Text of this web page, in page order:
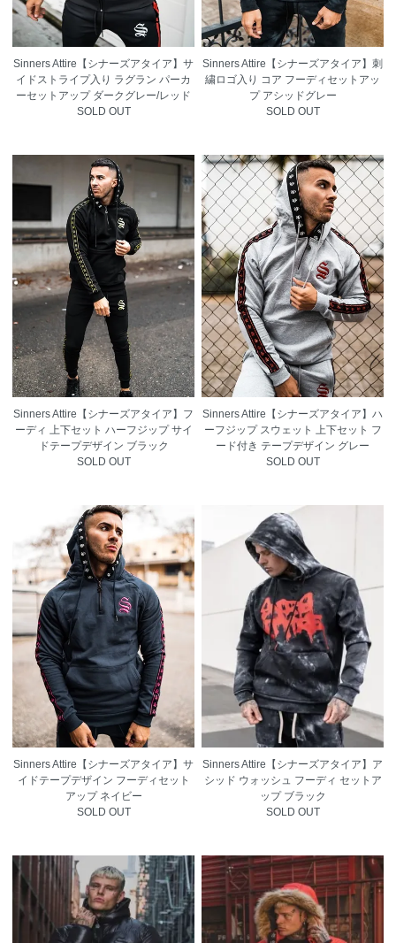
Sinners Attire【シナーズアタイア】サ
イドストライプ入り ラグラン パーカ
ーセットアップ ダークグレー/レッド
SOLD OUT
Sinners Attire【シナーズアタイア】刺
繍ロゴ入り コア フーディセットアッ
プ アシッドグレー
SOLD OUT
Sinners Attire【シナーズアタイア】フ
ーディ 上下セット ハーフジップ サイ
ドテープデザイン ブラック
SOLD OUT
Sinners Attire【シナーズアタイア】ハ
ーフジップ スウェット 上下セット フ
ード付き テープデザイン グレー
SOLD OUT
Sinners Attire【シナーズアタイア】サ
イドテープデザイン フーディセット
アップ ネイビー
SOLD OUT
Sinners Attire【シナーズアタイア】ア
シッド ウォッシュ フーディ セットア
ップ ブラック
SOLD OUT